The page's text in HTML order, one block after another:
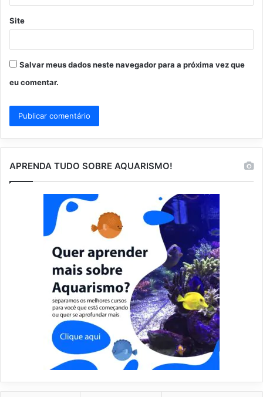
Site
Salvar meus dados neste navegador para a próxima vez que
eu comentar.
APRENDA TUDO SOBRE AQUARISMO!